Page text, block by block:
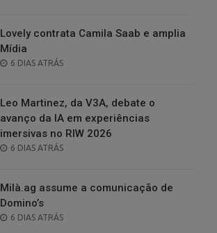
Lovely contrata Camila Saab e amplia
Mídia
POSTED
6 DIAS ATRÁS
Leo Martinez, da V3A, debate o
avanço da IA em experiências
imersivas no RIW 2026
POSTED
6 DIAS ATRÁS
Milà.ag assume a comunicação de
Domino’s
POSTED
6 DIAS ATRÁS